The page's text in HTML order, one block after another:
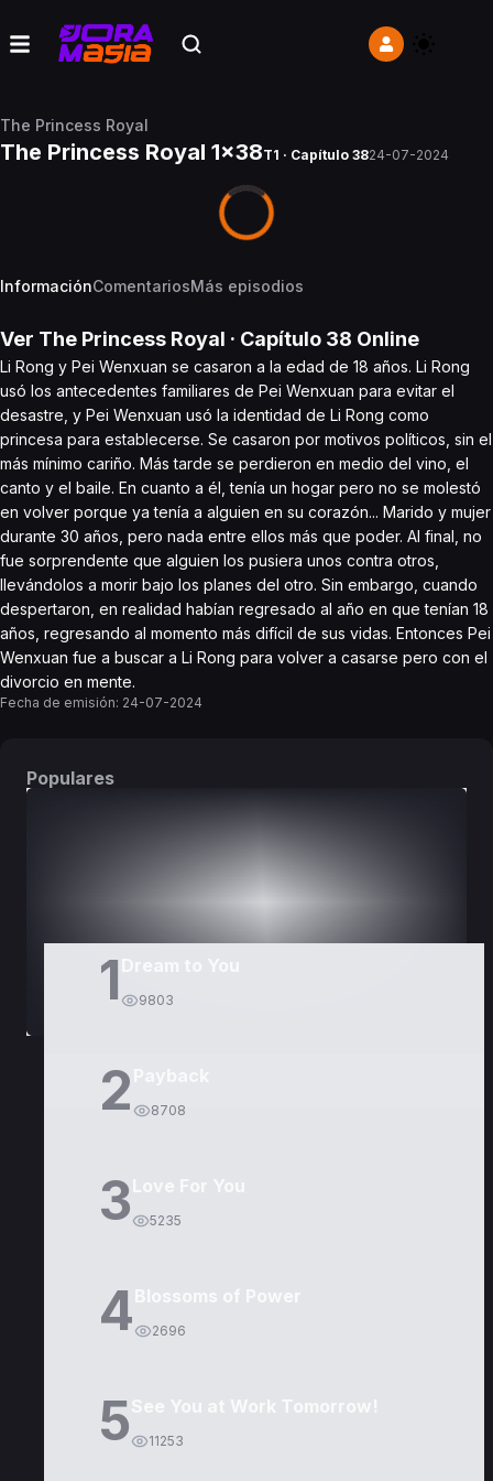
The Princess Royal
The Princess Royal 1x38T1 · Capítulo 3824-07-2024
InformaciónComentariosMás episodios
Ver The Princess Royal · Capítulo 38 Online
Li Rong y Pei Wenxuan se casaron a la edad de 18 años. Li Rong
usó los antecedentes familiares de Pei Wenxuan para evitar el
desastre, y Pei Wenxuan usó la identidad de Li Rong como
princesa para establecerse. Se casaron por motivos políticos, sin el
más mínimo cariño. Más tarde se perdieron en medio del vino, el
canto y el baile. En cuanto a él, tenía un hogar pero no se molestó
en volver porque ya tenía a alguien en su corazón... Marido y mujer
durante 30 años, pero nada entre ellos más que poder. Al final, no
fue sorprendente que alguien los pusiera unos contra otros,
llevándolos a morir bajo los planes del otro. Sin embargo, cuando
despertaron, en realidad habían regresado al año en que tenían 18
años, regresando al momento más difícil de sus vidas. Entonces Pei
Wenxuan fue a buscar a Li Rong para volver a casarse pero con el
divorcio en mente.
Fecha de emisión: 24-07-2024
Populares
1 9803
2 8708
3 5235
4 2696
5 11253